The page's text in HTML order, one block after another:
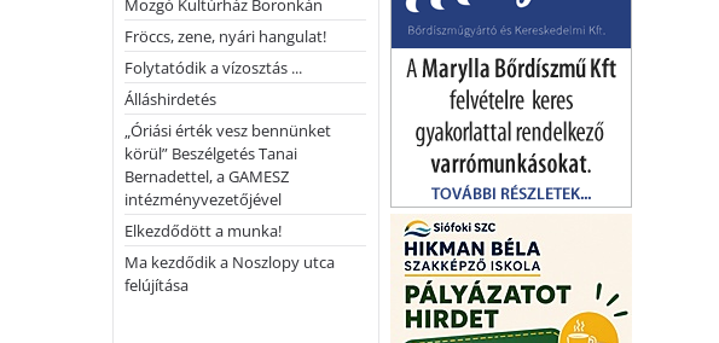
Mozgó Kultúrház Boronkán
Fröccs, zene, nyári hangulat!
Folytatódik a vízosztás ...
Álláshirdetés
„Óriási érték vesz bennünket
körül” Beszélgetés Tanai
Bernadettel, a GAMESZ
intézményvezetőjével
Elkezdődött a munka!
Ma kezdődik a Noszlopy utca
felújítása